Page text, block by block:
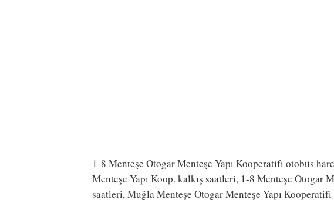
1-8 Menteşe Otogar Menteşe Yapı Kooperatifi otobüs
Menteşe Yapı Koop. kalkış saatleri, 1-8 Menteşe Otogar
saatleri, Muğla Menteşe Otogar Menteşe Yapı